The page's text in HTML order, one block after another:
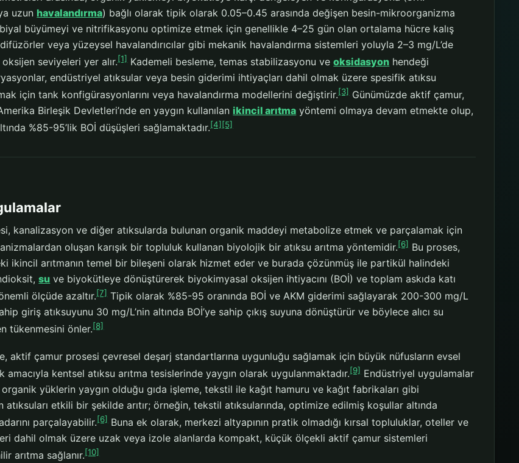
uzun havalandırma) bağlı olarak tipik olarak 0.05–0.45 arasında değişen besin-mikroorganizma
büyümeyi ve nitrifikasyonu optimize etmek için genellikle 4–25 gün olan ortalama hücre kalış
veya yüzeysel havalandırıcılar gibi mekanik havalandırma sistemleri yoluyla 2–3 mg/L’de
seviyeleri yer alır.[1] Kademeli besleme, temas stabilizasyonu veoksidasyon hendeği
endüstriyel atıksular veya besin giderimi ihtiyaçları dahil olmak üzere spesifik atıksu
için tank konfigürasyonlarını veya havalandırma modellerini değiştirir.[3] Günümüzde aktif çamur,
Birleşik Devletleri’nde en yaygın kullanılan ikincil arıtma yöntemi olmaya devam etmekte olup,
%85-95’lik BOİ düşüşleri sağlamaktadır.[4] [5]
kanalizasyon ve diğer atıksularda bulunan organik maddeyi metabolize etmek ve parçalamak için
oluşan karışık bir topluluk kullanan biyolojik bir atıksu arıtma yöntemidir.[6] Bu proses,
ikincil arıtmanın temel bir bileşeni olarak hizmet eder ve burada çözünmüş ile partikül halindeki
su ve biyokütleye dönüştürerek biyokimyasal oksijen ihtiyacını (BOİ) ve toplam askıda katı
ölçüde azaltır.[7] Tipik olarak %85-95 oranında BOİ ve AKM giderimi sağlayarak 200-300 mg/L
giriş atıksuyunu 30 mg/L’nin altında BOİ’ye sahip çıkış suyuna dönüştürür ve böylece alıcı su
tükenmesini önler.[8]
aktif çamur prosesi çevresel deşarj standartlarına uygunluğu sağlamak için büyük nüfusların evsel
amacıyla kentsel atıksu arıtma tesislerinde yaygın olarak uygulanmaktadır.[9] Endüstriyel uygulamalar
organik yüklerin yaygın olduğu gıda işleme, tekstil ile kağıt hamuru ve kağıt fabrikaları gibi
etkili bir şekilde arıtır; örneğin, tekstil atıksularında, optimize edilmiş koşullar altında
parçalayabilir.[6] Buna ek olarak, merkezi altyapının pratik olmadığı kırsal topluluklar, oteller ve
dahil olmak üzere uzak veya izole alanlarda kompakt, küçük ölçekli aktif çamur sistemleri
arıtma sağlanır.[10]